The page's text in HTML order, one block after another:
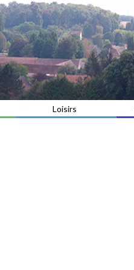
Loisirs